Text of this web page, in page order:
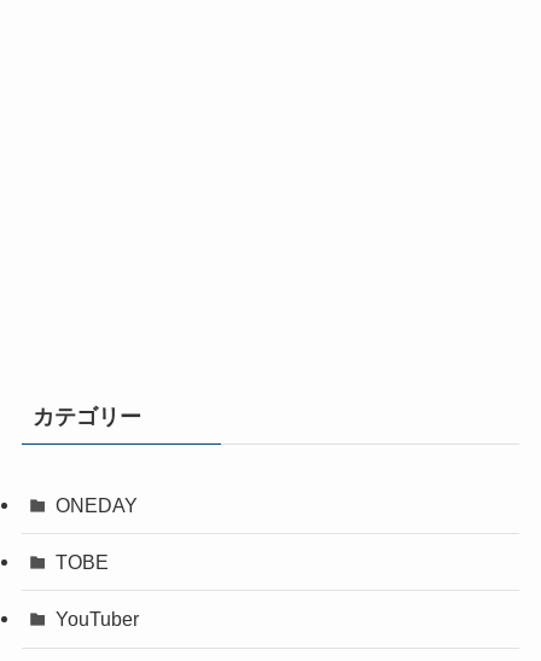
カテゴリー
ONEDAY
TOBE
YouTuber